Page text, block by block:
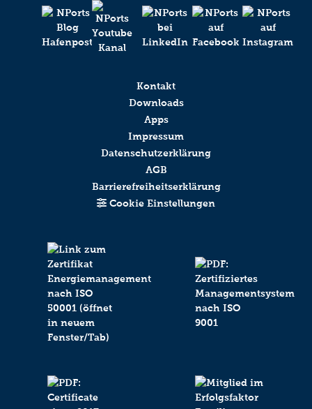
Kontakt
Downloads
Apps
Impressum
Datenschutzerklärung
AGB
Barrierefreiheitserklärung
Cookie Einstellungen